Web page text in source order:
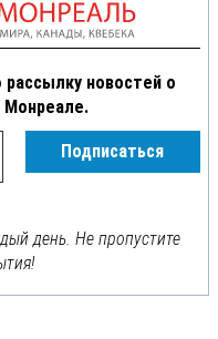
новостей о
Монреале.
день. Не пропустите